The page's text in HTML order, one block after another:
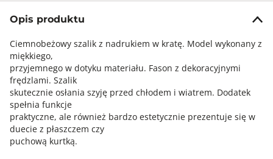
Opis produktu
Ciemnobeżowy szalik z nadrukiem w kratę. Model wykonany z
miękkiego,
przyjemnego w dotyku materiału. Fason z dekoracyjnymi
frędzlami. Szalik
skutecznie osłania szyję przed chłodem i wiatrem. Dodatek
spełnia funkcje
praktyczne, ale również bardzo estetycznie prezentuje się w
duecie z płaszczem czy
puchową kurtką.